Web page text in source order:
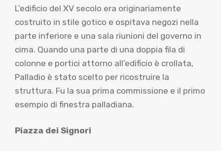
L’edificio del XV secolo era originariamente
costruito in stile gotico e ospitava negozi nella
parte inferiore e una sala riunioni del governo in
cima. Quando una parte di una doppia fila di
colonne e portici attorno all’edificio è crollata,
Palladio è stato scelto per ricostruire la
struttura. Fu la sua prima commissione e il primo
esempio di finestra palladiana.
Piazza dei Signori